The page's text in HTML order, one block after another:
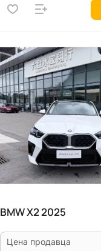
BMW X2 2025
Цена продавца